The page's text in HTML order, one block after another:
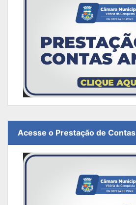
Acesse o Prestação de Contas